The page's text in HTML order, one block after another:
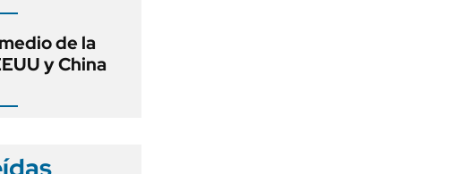
de la
y China